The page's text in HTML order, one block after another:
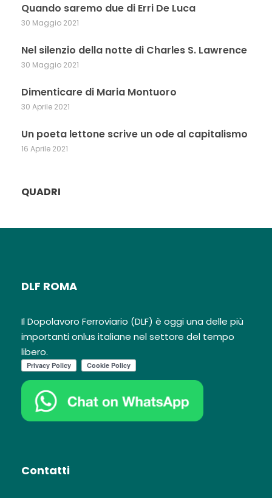
Quando saremo due di Erri De Luca
30 Maggio 2021
Nel silenzio della notte di Charles S. Lawrence
30 Maggio 2021
Dimenticare di Maria Montuoro
30 Aprile 2021
Un poeta lettone scrive un ode al capitalismo
16 Aprile 2021
QUADRI
DLF ROMA
Il Dopolavoro Ferroviario (DLF) è oggi una delle più
importanti onlus italiane nel settore del tempo
libero.
Contatti